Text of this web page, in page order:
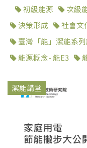
初級能源 次級
決策形成
社會文
臺灣「能」潔能系
能源概念- 能E3
潔能講堂